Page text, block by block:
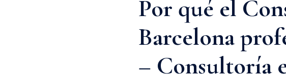
Por qué el
Barcelona
– Consultoría